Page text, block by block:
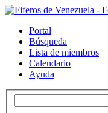
Portal
Búsqueda
Lista de miembros
Calendario
Ayuda